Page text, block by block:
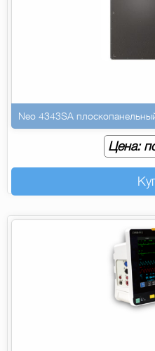
Neo 4343SA
Цена: